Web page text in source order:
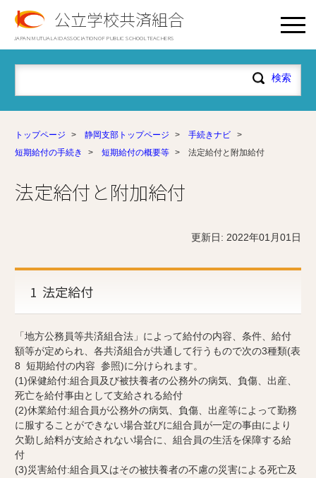
公立学校共済組合
JAPAN MUTUAL AID ASSOCIATION OF PUBLIC SCHOOL TEACHERS
トップページ > 静岡支部トップページ > 手続きナビ
>
短期給付の手続き
> 短期給付の概要等 > 法定給付と附加給付
法定給付と附加給付
更新日: 2022年01月01日
1 法定給付
「地方公務員等共済組合法」によって給付の内容、条件、給付
額等が定められ、各共済組合が共通して行うもので次の3種類(表
8 短期給付の内容 参照)に分けられます。
(1)保健給付:組合員及び被扶養者の公務外の病気、負傷、出産、
死亡を給付事由として支給される給付
(2)休業給付:組合員が公務外の病気、負傷、出産等によって勤務
に服することができない場合並びに組合員が一定の事由により
欠勤し給料が支給されない場合に、組合員の生活を保障する給
付
(3)災害給付:組合員又はその被扶養者の不慮の災害による死亡及